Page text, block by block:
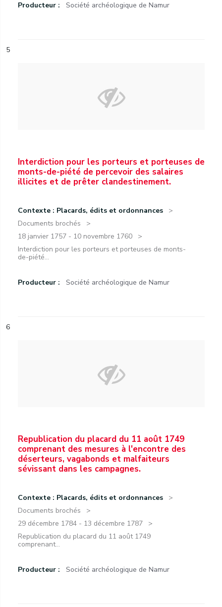
Producteur : Société archéologique de Namur
5
Interdiction pour les porteurs et porteuses de
monts-de-piété de percevoir des salaires
illicites et de prêter clandestinement.
Contexte : Placards, édits et ordonnances
Documents brochés
18 janvier 1757 - 10 novembre 1760
Interdiction pour les porteurs et porteuses de monts-
de-piété...
Producteur : Société archéologique de Namur
6
Republication du placard du 11 août 1749
comprenant des mesures à l'encontre des
déserteurs, vagabonds et malfaiteurs
sévissant dans les campagnes.
Contexte : Placards, édits et ordonnances
Documents brochés
29 décembre 1784 - 13 décembre 1787
Republication du placard du 11 août 1749
comprenant...
Producteur : Société archéologique de Namur